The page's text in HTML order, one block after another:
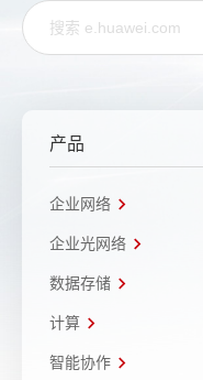
产品
企业网络
企业光网络
数据存储
计算
智能协作